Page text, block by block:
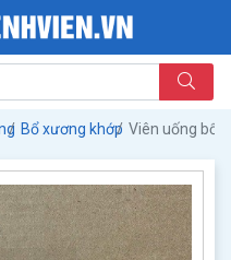
Bổ xương khớp Viên uống bổ